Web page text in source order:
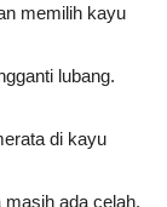
memilih kayu
lubang.
di kayu
ada celah,